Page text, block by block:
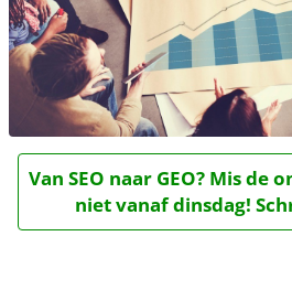
Van SEO naar GEO? Mis de
niet vanaf dinsdag!